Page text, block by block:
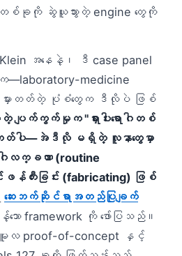
မှုတစ်ခုကို ဆွဲယူသွားတဲ့ engine တွေကို
အနေနဲ့၊ ဒီ case panel
က—laboratory-medicine
း မှားတတ်တဲ့ ပုံစံတွေက ဒီလိုပဲ ဖြစ်
တဲ့ ပျက်ကွက်မှုက "ရှားပါးရောဂါတစ်
တ်ပါ—အဲဒီလို မရှိတဲ့ လူနာတွေမှာ
လက္ခဏာ (routine
တီးခြင်း (fabricating) ဖြစ်
ဆေးဘက်ဆိုင်ရာအတည်ပြုချက်
ာ framework ကို ဖော်ပြသည်။
မူလ proof-of-concept နှင့်